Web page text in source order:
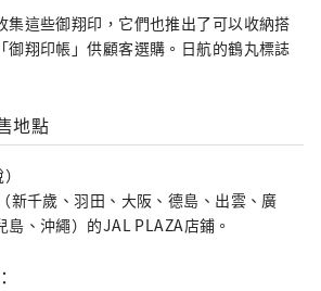
集這些御翔印，它們也推出了可以收納搭
御翔印帳」供顧客選購。日航的鶴丸標誌
地點
新千歲、羽田、大阪、德島、出雲、廣
、沖繩）的JAL PLAZA店鋪。